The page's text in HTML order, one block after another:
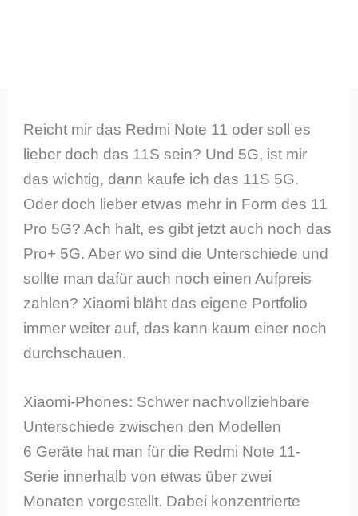
Reicht mir das Redmi Note 11 oder soll es
lieber doch das 11S sein? Und 5G, ist mir
das wichtig, dann kaufe ich das 11S 5G.
Oder doch lieber etwas mehr in Form des 11
Pro 5G? Ach halt, es gibt jetzt auch noch das
Pro+ 5G. Aber wo sind die Unterschiede und
sollte man dafür auch noch einen Aufpreis
zahlen? Xiaomi bläht das eigene Portfolio
immer weiter auf, das kann kaum einer noch
durchschauen.
Xiaomi-Phones: Schwer nachvollziehbare
Unterschiede zwischen den Modellen
6 Geräte hat man für die Redmi Note 11-
Serie innerhalb von etwas über zwei
Monaten vorgestellt. Dabei konzentrierte